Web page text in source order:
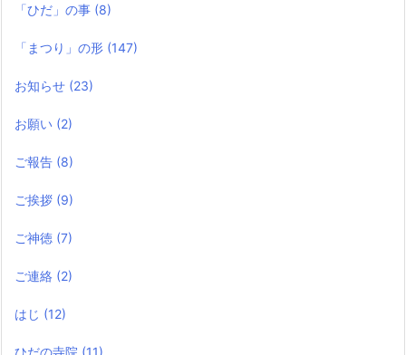
「ひだ」の事 (8)
「まつり」の形 (147)
お知らせ (23)
お願い (2)
ご報告 (8)
ご挨拶 (9)
ご神徳 (7)
ご連絡 (2)
はじ (12)
ひだの寺院 (11)